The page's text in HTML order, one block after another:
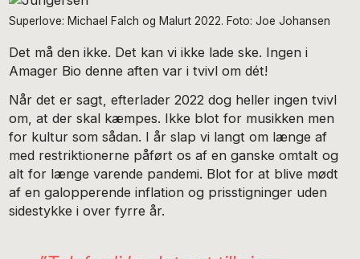
Superlove: Michael Falch og Malurt 2022. Foto: Joe Johansen
Det må den ikke. Det kan vi ikke lade ske. Ingen i
Amager Bio denne aften var i tvivl om dét!
Når det er sagt, efterlader 2022 dog heller ingen tvivl
om, at der skal kæmpes. Ikke blot for musikken men
for kultur som sådan. I år slap vi langt om længe af
med restriktionerne påført os af en ganske omtalt og
alt for længe varende pandemi. Blot for at blive mødt
af en galopperende inflation og prisstigninger uden
sidestykke i over fyrre år.